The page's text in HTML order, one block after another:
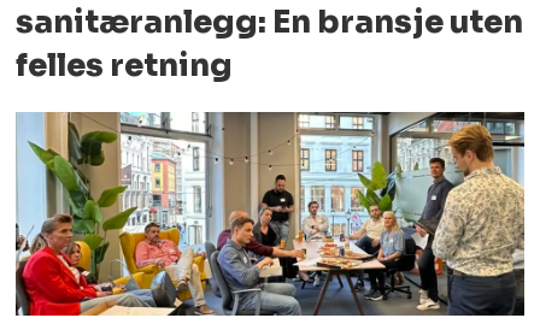
sanitæranlegg: En bransje uten
felles retning